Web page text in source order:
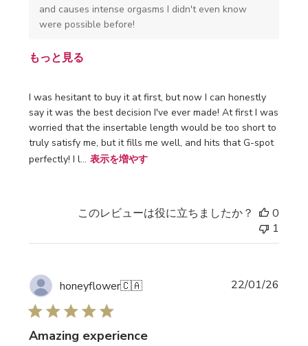
I was hesitant to buy it at first, but now I can honestly
say it was the best decision I've ever made! At first I was
worried that the insertable length would be too short to
truly satisfy me, but it fills me well, and hits that G-spot
perfectly! I l... 表示を増やす
and causes intense orgasms I didn't even know
were possible before!
もっと見る
このレビューは役に立ちましたか？
0
1
honeyflower🇨🇦
Amazing experience
22/01/26